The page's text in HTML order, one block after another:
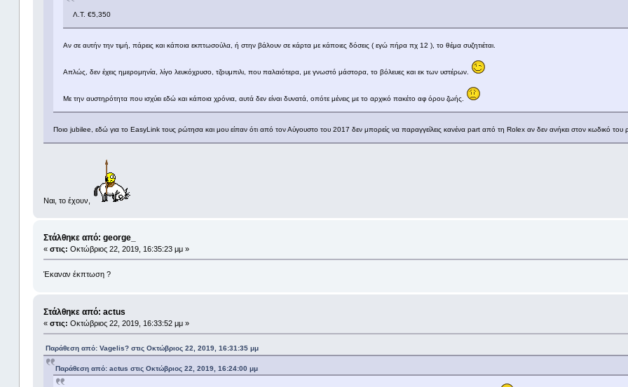
Λ.Τ. €5,350
Αν σε αυτήν την τιμή, πάρεις και κάποια εκπτωσούλα, ή στην βάλουν σε κάρτα με κάποιες δόσεις ( εγώ πήρα πχ 12 ), το θέμα συζητιέται.
Απλώς, δεν έχεις ημερομηνία, λίγο λευκόχρυσο, τζουμπιλι, που παλαιότερα, με γνωστό μάστορα, το βόλευες και εκ των υστέρων.
Με την αυστηρότητα που ισχύει εδώ και κάποια χρόνια, αυτά δεν είναι δυνατά, οπότε μένεις με το αρχικό πακέτο αφ όρου ζωής.
Ποιο jubilee, εδώ για το EasyLink τους ρώτησα και μου είπαν ότι από τον Αύγουστο του 2017 δεν μπορείς να παραγγείλεις κανένα part από τη Rolex αν δεν ανήκει στον κωδικό του
Ναι, το έχουν,
Στάλθηκε από: george_
« στις: Οκτώβριος 22, 2019, 16:35:23 μμ »
Έκαναν έκπτωση ?
Στάλθηκε από: actus
« στις: Οκτώβριος 22, 2019, 16:33:52 μμ »
Παράθεση από: Vagelis? στις Οκτώβριος 22, 2019, 16:31:35 μμ
Παράθεση από: actus στις Οκτώβριος 22, 2019, 16:24:00 μμ